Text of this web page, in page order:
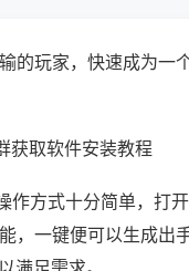
的玩家，快速成为一
获取软件安装教程
作方式十分简单，打
，一键便可以生成出